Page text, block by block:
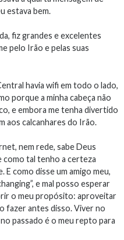
estava bem.
fiz grandes e excelentes
pelo Irão e pelas suas
havia wifi em todo o lado,
porque a minha cabeça não
e embora me tenha divertido
aos calcanhares do Irão.
nem rede, sabe Deus
como tal tenho a certeza
como disse um amigo meu,
e mal posso esperar
o meu propósito: aproveitar
fazer antes disso. Viver no
passado é o meu repto para